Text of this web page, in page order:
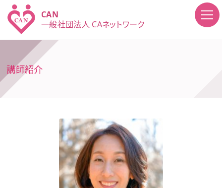
CAN
一般社団法人 CAネットワーク
講師紹介